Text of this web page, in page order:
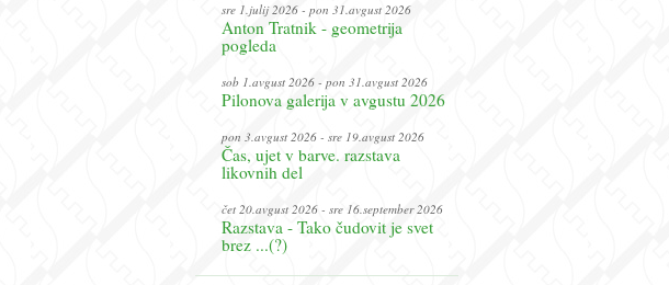
sre 1.julij 2026 - pon 31.avgust 2026
Anton Tratnik - geometrija
pogleda
sob 1.avgust 2026 - pon 31.avgust 2026
Pilonova galerija v avgustu 2026
pon 3.avgust 2026 - sre 19.avgust 2026
Čas, ujet v barve. razstava
likovnih del
čet 20.avgust 2026 - sre 16.september 2026
Razstava - Tako čudovit je svet
brez ...(?)